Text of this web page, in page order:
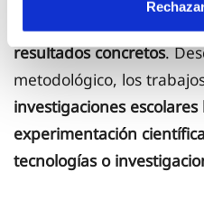
calidad de vida de la
resultados concretos.
metodológico, los
investigaciones
experimentación
tecnologías o